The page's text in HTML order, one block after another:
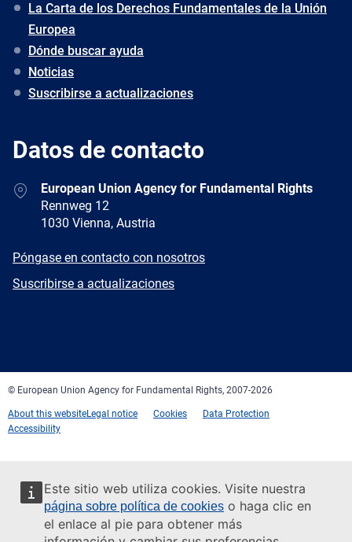
Este sitio web utiliza cookies. Visite nuestra
página sobre política de cookies o haga clic en
el enlace al pie para obtener más
La Carta de los Derechos Fundamentales de la Unión
Europea
Dónde buscar ayuda
Noticias
Suscribirse a actualizaciones
Datos de contacto
AddressEuropean Union Agency for Fundamental Rights
Rennweg 12
1030 Vienna, Austria
E-
Póngase en contacto con nosotros
Newsletter
Suscribirse a actualizaciones
© European Union Agency for Fundamental Rights, 2007-2026
About this websiteLegal notice Cookies
Data Protection
Accessibility